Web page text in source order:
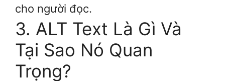
cho người đọc.
3. ALT Text Là Gì Và
Tại Sao Nó Quan
Trọng?